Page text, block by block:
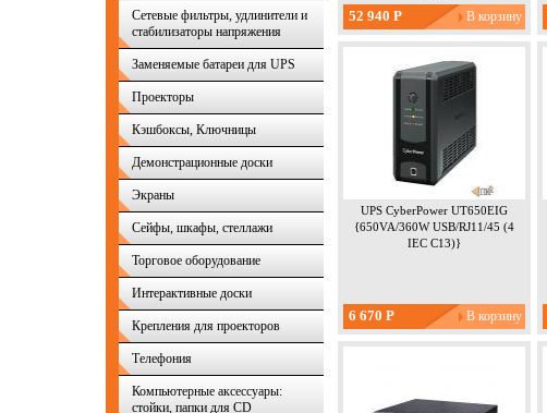
Сетевые фильтры, удлинители и
стабилизаторы напряжения
Заменяемые батареи для UPS
Проекторы
Кэшбоксы, Ключницы
Демонстрационные доски
Экраны
Сейфы, шкафы, стеллажи
Торговое оборудование
Интерактивные доски
Крепления для проекторов
Телефония
Компьютерные аксессуары:
стойки, папки для CD
52 940 Р
UPS CyberPower UT650EIG
{650VA/360W USB/RJ11/45 (4
IEC С13)}
6 670 Р